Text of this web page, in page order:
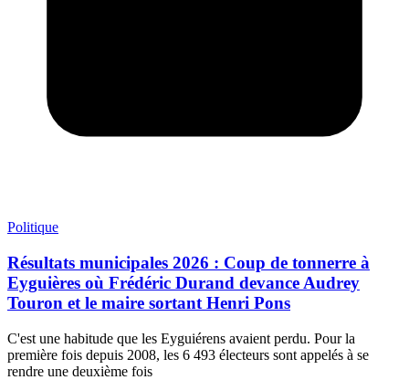
Politique
Résultats municipales 2026 : Coup de tonnerre à
Eyguières où Frédéric Durand devance Audrey
Touron et le maire sortant Henri Pons
C'est une habitude que les Eyguiérens avaient perdu. Pour la
première fois depuis 2008, les 6 493 électeurs sont appelés à se
rendre une deuxième fois